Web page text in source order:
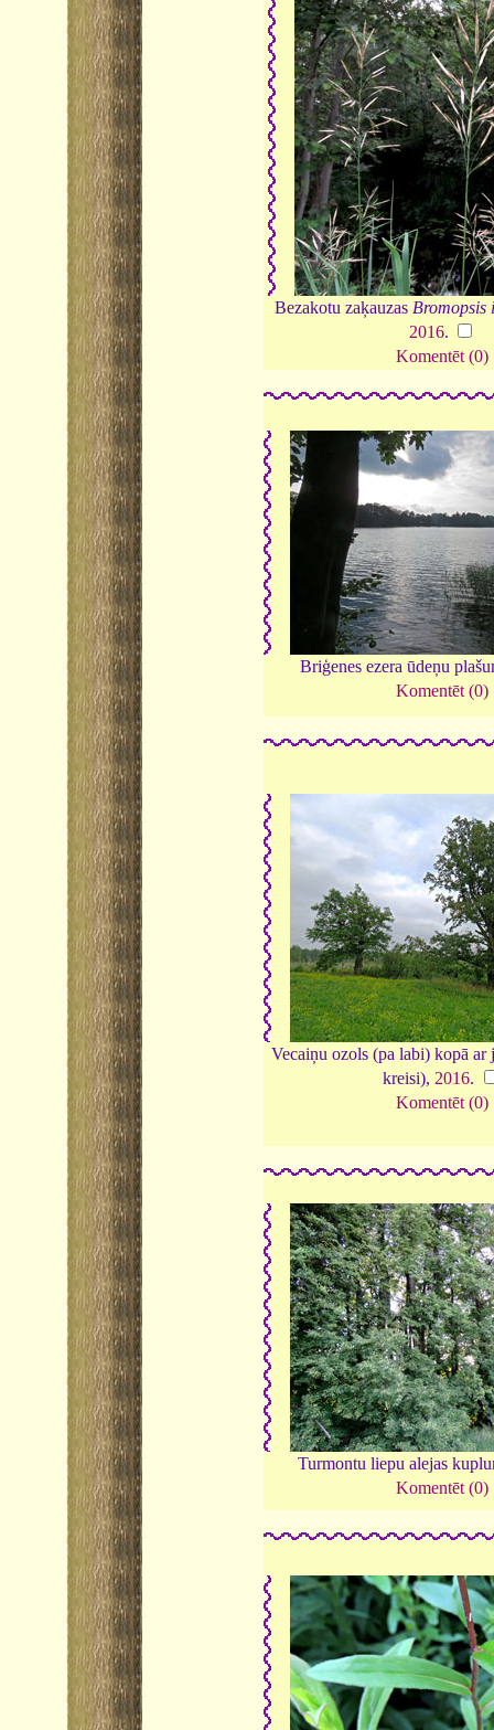
Bezakotu zaķauzas Bromopsis
2016.
Komentēt (0)
Briģenes ezera ūdeņu
Komentēt (0)
Vecaiņu ozols (pa labi) kopā ar
kreisi), 2016.
Komentēt (0)
Turmontu liepu alejas
Komentēt (0)